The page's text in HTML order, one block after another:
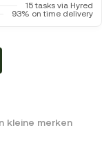
15 tasks via Hyred
93% on time delivery
kleine merken